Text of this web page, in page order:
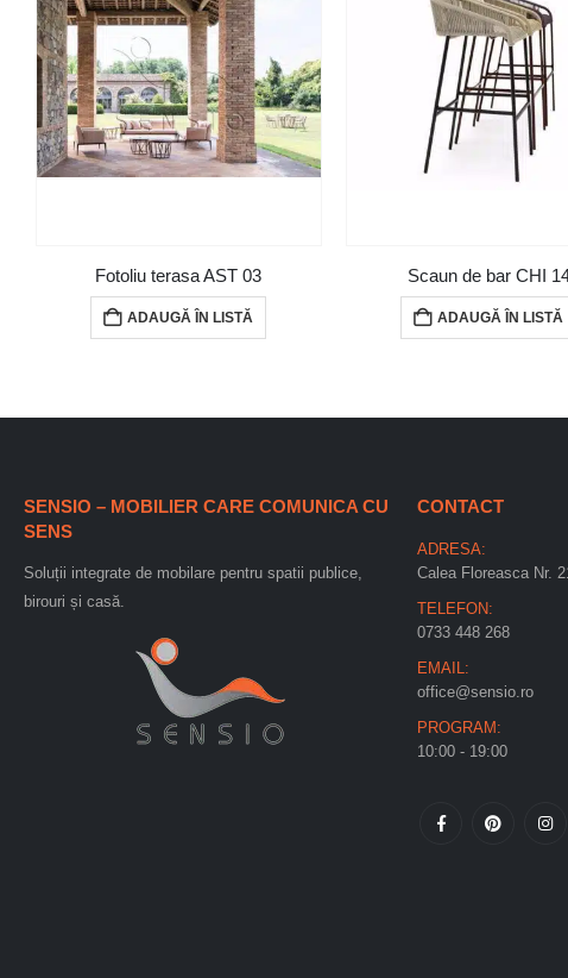
Fotoliu terasa AST 03
ADAUGĂ ÎN LISTĂ
Scaun de bar CHI
ADAUGĂ ÎN LISTĂ
SENSIO – MOBILIER CARE COMUNICA CU
SENS
Soluții integrate de mobilare pentru spatii publice,
birouri și casă.
CONTACT
ADRESA:
Calea Floreasca Nr.
TELEFON:
0733 448 268
EMAIL:
office@sensio.ro
PROGRAM:
10:00 - 19:00